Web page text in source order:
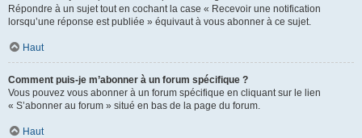
Répondre à un sujet tout en cochant la case « Recevoir une notification
lorsqu’une réponse est publiée » équivaut à vous abonner à ce sujet.
Haut
Comment puis-je m’abonner à un forum spécifique ?
Vous pouvez vous abonner à un forum spécifique en cliquant sur le lien
« S’abonner au forum » situé en bas de la page du forum.
Haut